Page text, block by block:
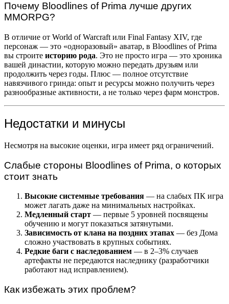
Почему Bloodlines of Prima лучше других
MMORPG?
В отличие от World of Warcraft или Final Fantasy XIV, где
персонаж — это «одноразовый» аватар, в Bloodlines of Prima
вы строите историю рода. Это не просто игра — это хроника
вашей династии, которую можно передать друзьям или
продолжить через годы. Плюс — полное отсутствие
навязчивого гринда: опыт и ресурсы можно получить через
разнообразные активности, а не только через фарм монстров.
Недостатки и минусы
Несмотря на высокие оценки, игра имеет ряд ограничений.
Слабые стороны Bloodlines of Prima, о которых
стоит знать
Высокие системные требования — на слабых ПК игра
может лагать даже на минимальных настройках.
Медленный старт — первые 5 уровней посвящены
обучению и могут показаться затянутыми.
Зависимость от клана на поздних этапах — без Дома
сложно участвовать в крупных событиях.
Редкие баги с наследованием — в 2–3% случаев
артефакты не передаются наследнику (разработчики
работают над исправлением).
Как избежать этих проблем?